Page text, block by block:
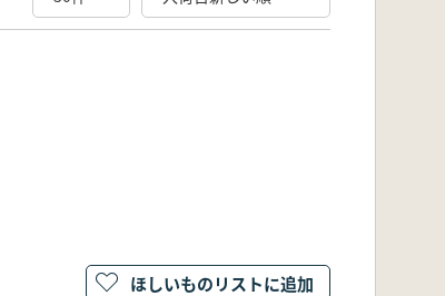
ほしいものリストに追加